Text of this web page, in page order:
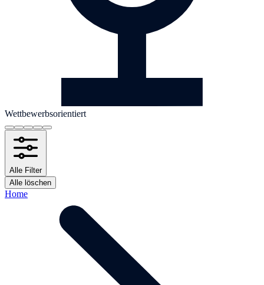
Wettbewerbsorientiert
Alle Filter
Alle löschen
Home